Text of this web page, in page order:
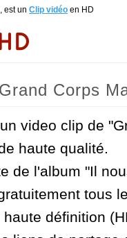
est un Clip vidéo en HD
Corps
video clip de
haute qualité.
de l'album "Il
tous
haute définition